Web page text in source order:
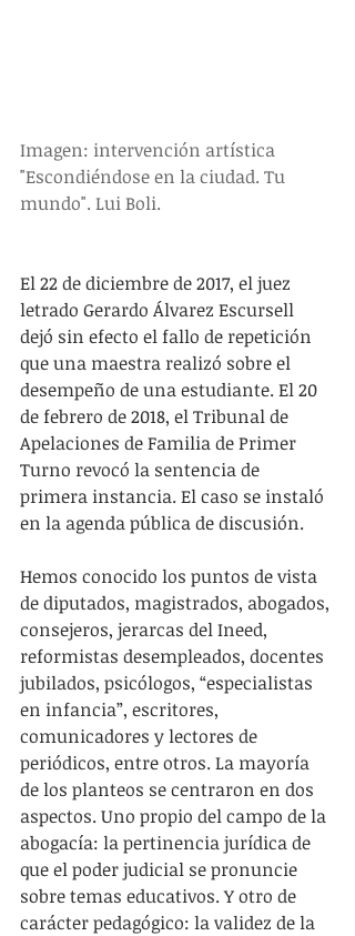
Imagen: intervención artística
"Escondiéndose en la ciudad. Tu
mundo". Lui Boli.
El 22 de diciembre de 2017, el juez
letrado Gerardo Álvarez Escursell
dejó sin efecto el fallo de repetición
que una maestra realizó sobre el
desempeño de una estudiante. El 20
de febrero de 2018, el Tribunal de
Apelaciones de Familia de Primer
Turno revocó la sentencia de
primera instancia. El caso se instaló
en la agenda pública de discusión.
Hemos conocido los puntos de vista
de diputados, magistrados, abogados,
consejeros, jerarcas del Ineed,
reformistas desempleados, docentes
jubilados, psicólogos, “especialistas
en infancia”, escritores,
comunicadores y lectores de
periódicos, entre otros. La mayoría
de los planteos se centraron en dos
aspectos. Uno propio del campo de la
abogacía: la pertinencia jurídica de
que el poder judicial se pronuncie
sobre temas educativos. Y otro de
carácter pedagógico: la validez de la